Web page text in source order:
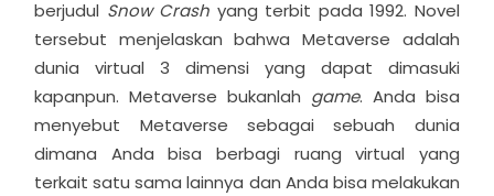
berjudul Snow Crash yang terbit pada 1992. Novel
tersebut menjelaskan bahwa Metaverse adalah
dunia virtual 3 dimensi yang dapat dimasuki
kapanpun. Metaverse bukanlah game. Anda bisa
menyebut Metaverse sebagai sebuah dunia
dimana Anda bisa berbagi ruang virtual yang
terkait satu sama lainnya dan Anda bisa melakukan